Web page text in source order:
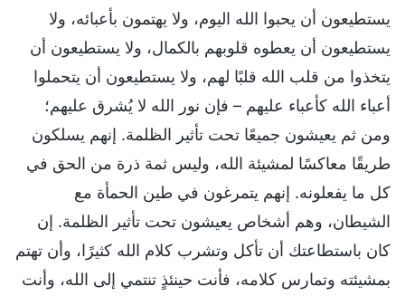
يستطيعون أن يحبوا الله اليوم، ولا يهتمون بأعبائه، ولا
يستطيعون أن يعطوه قلوبهم بالكمال، ولا يستطيعون أن
يتخذوا من قلب الله قلبًا لهم، ولا يستطيعون أن يتحملوا
أعباء الله كأعباء عليهم – فإن نور الله لا يُشرق عليهم؛
ومن ثم يعيشون جميعًا تحت تأثير الظلمة. إنهم يسلكون
طريقًا معاكسًا لمشيئة الله، وليس ثمة ذرة من الحق في
كل ما يفعلونه. إنهم يتمرغون في طين الحمأة مع
الشيطان، وهم أشخاص يعيشون تحت تأثير الظلمة. إن
كان باستطاعتك أن تأكل وتشرب كلام الله كثيرًا، وأن تهتم
بمشيئته وتمارس كلامه، فأنت حينئذٍ تنتمي إلى الله، وأنت